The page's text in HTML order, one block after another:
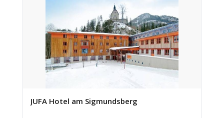
JUFA Hotel am Sigmundsberg